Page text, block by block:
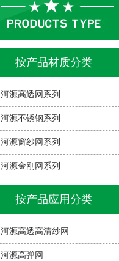
按产品材质分类
河源高透网系列
河源不锈钢系列
河源窗纱网系列
河源金刚网系列
按产品应用分类
河源高透高清纱网
河源高弹网